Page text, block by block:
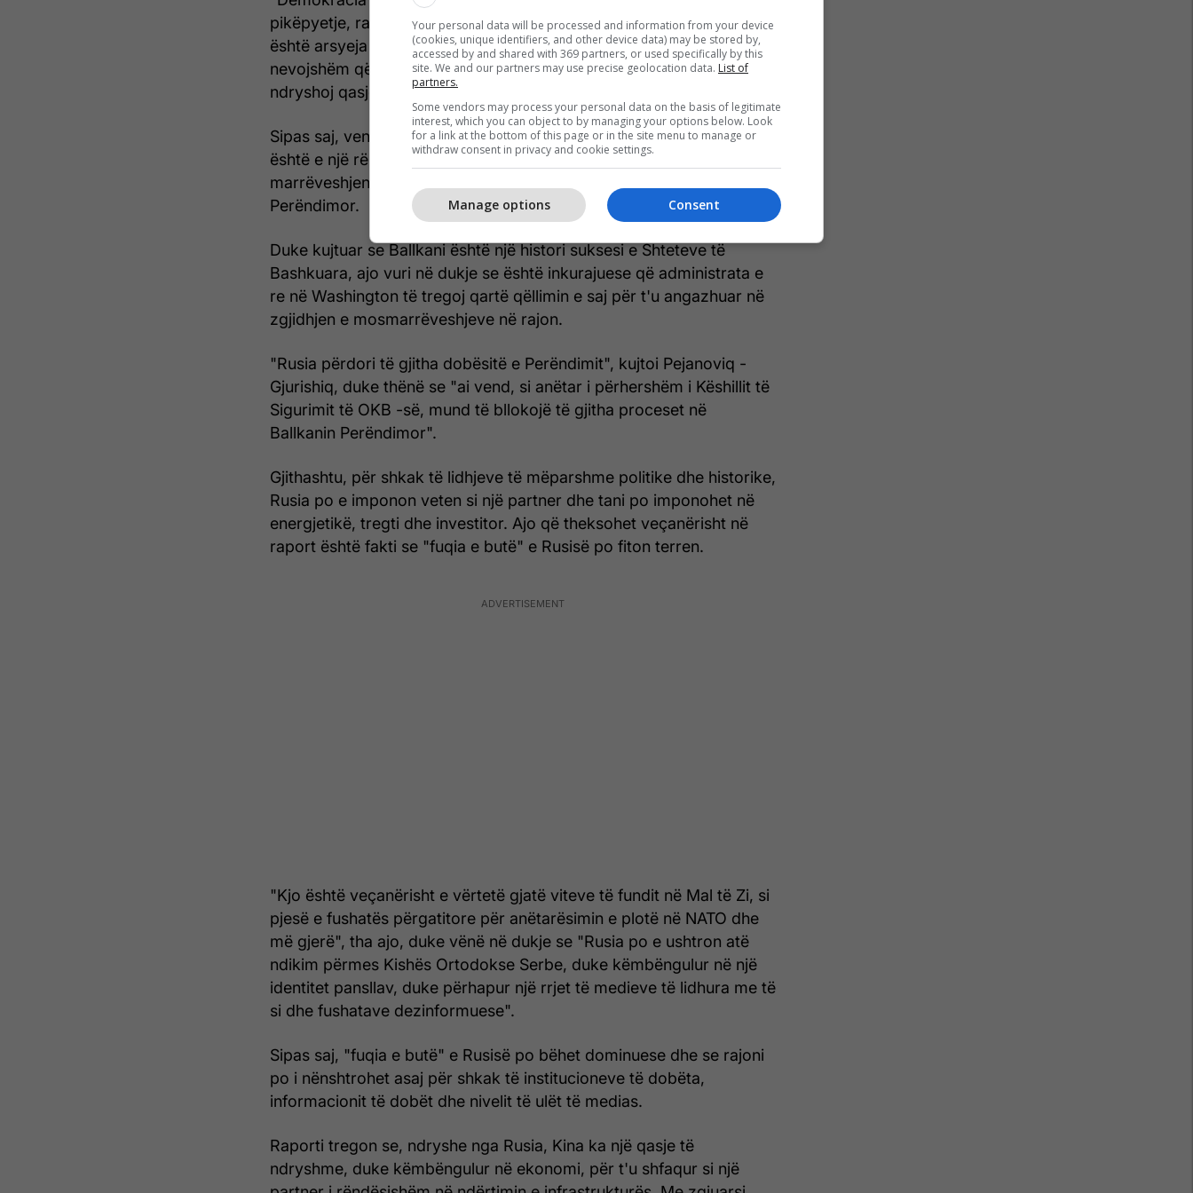
pikëpyetje, rajoni është i prekshëm, siguria nuk është arritur. Kjo
është arsyeja pse raporti thekson rëndësinë se pse është i
nevojshëm që NATO duhet të zhvillojë një vizion të ri dhe se BE-ja ta
ndryshoj qasjen e saj",vuri në dukje
Sipas saj, vendosja e një dialogu efektiv midis SHBA-së dhe BE -së
është e një rëndësie kyçe, e cila do të rezultonte me një
marrëveshjen për një strategji të përbashkët në Ballkanin
Perëndimor.
Duke kujtuar se Ballkani është një histori suksesi e Shteteve të
Bashkuara, ajo vuri në dukje se është inkurajuese që administrata e
re në Washington të tregoj qartë qëllimin e saj për t'u angazhuar në
zgjidhjen e mosmarrëveshjeve në rajon.
"Rusia përdori të gjitha dobësitë e Perëndimit", kujtoi Pejanoviq -
Gjurishiq, duke thënë se "ai vend, si anëtar i përhershëm i Këshillit të
Sigurimit të OKB -së, mund të bllokojë të gjitha proceset në
Ballkanin Perëndimor".
Gjithashtu, për shkak të lidhjeve të mëparshme politike dhe historike,
Rusia po e imponon veten si një partner dhe tani po imponohet në
energjetikë, tregti dhe investitor. Ajo që theksohet veçanërisht në
raport është fakti se "fuqia e butë" e Rusisë po fiton terren.
"Kjo është veçanërisht e vërtetë gjatë viteve të fundit në Mal të Zi, si
pjesë e fushatës përgatitore për anëtarësimin e plotë në NATO dhe
më gjerë", tha ajo, duke vënë në dukje se "Rusia po e ushtron atë
ndikim përmes Kishës Ortodokse Serbe, duke këmbëngulur në një
identitet pansllav, duke përhapur një rrjet të medieve të lidhura me të
si dhe fushatave dezinformuese".
Sipas saj, "fuqia e butë" e Rusisë po bëhet dominuese dhe se rajoni
po i nënshtrohet asaj për shkak të institucioneve të dobëta,
informacionit të dobët dhe nivelit të ulët të medias.
Raporti tregon se, ndryshe nga Rusia, Kina ka një qasje të
ndryshme, duke këmbëngulur në ekonomi, për t'u shfaqur si një
Your personal data will be processed and information from your device
(cookies, unique identifiers, and other device data) may be stored by,
accessed by and shared with 369 partners, or used specifically by this
site. We and our partners may use precise geolocation data. List of
partners.
Some vendors may process your personal data on the basis of legitimate
interest, which you can object to by managing your options below. Look
for a link at the bottom of this page or in the site menu to manage or
withdraw consent in privacy and cookie settings.
Consent
Manage options